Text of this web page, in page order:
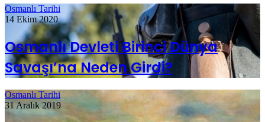
Osmanlı Tarihi
14 Ekim 2020
Osmanlı Devleti Birinci Dünya
Savaşı’na Neden Girdi?
Osmanlı Tarihi
31 Aralık 2019